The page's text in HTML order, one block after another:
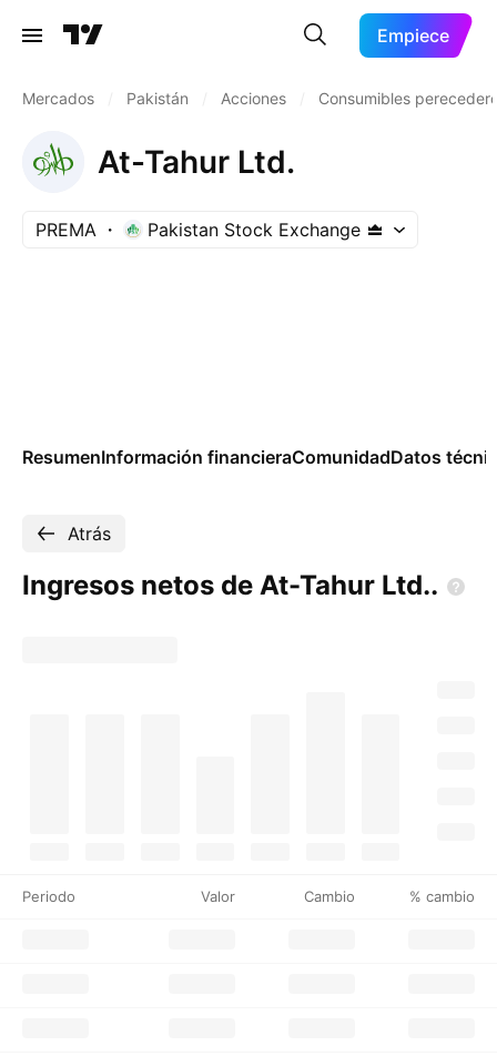
Empiece
Mercados Pakistán Acciones Consumibles
At-Tahur Ltd.
PREMA Pakistan Stock Exchange
ResumenInformación financieraComunidadDatos
Atrás
Ingresos netos de At-Tahur Ltd..
Periodo Valor Cambio % cambio